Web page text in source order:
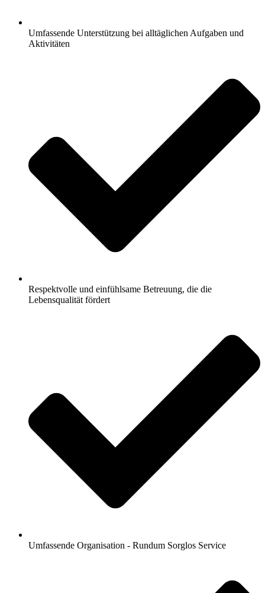
Umfassende Unterstützung bei alltäglichen Aufgaben und
Aktivitäten
Respektvolle und einfühlsame Betreuung, die die
Lebensqualität fördert
Umfassende Organisation - Rundum Sorglos Service